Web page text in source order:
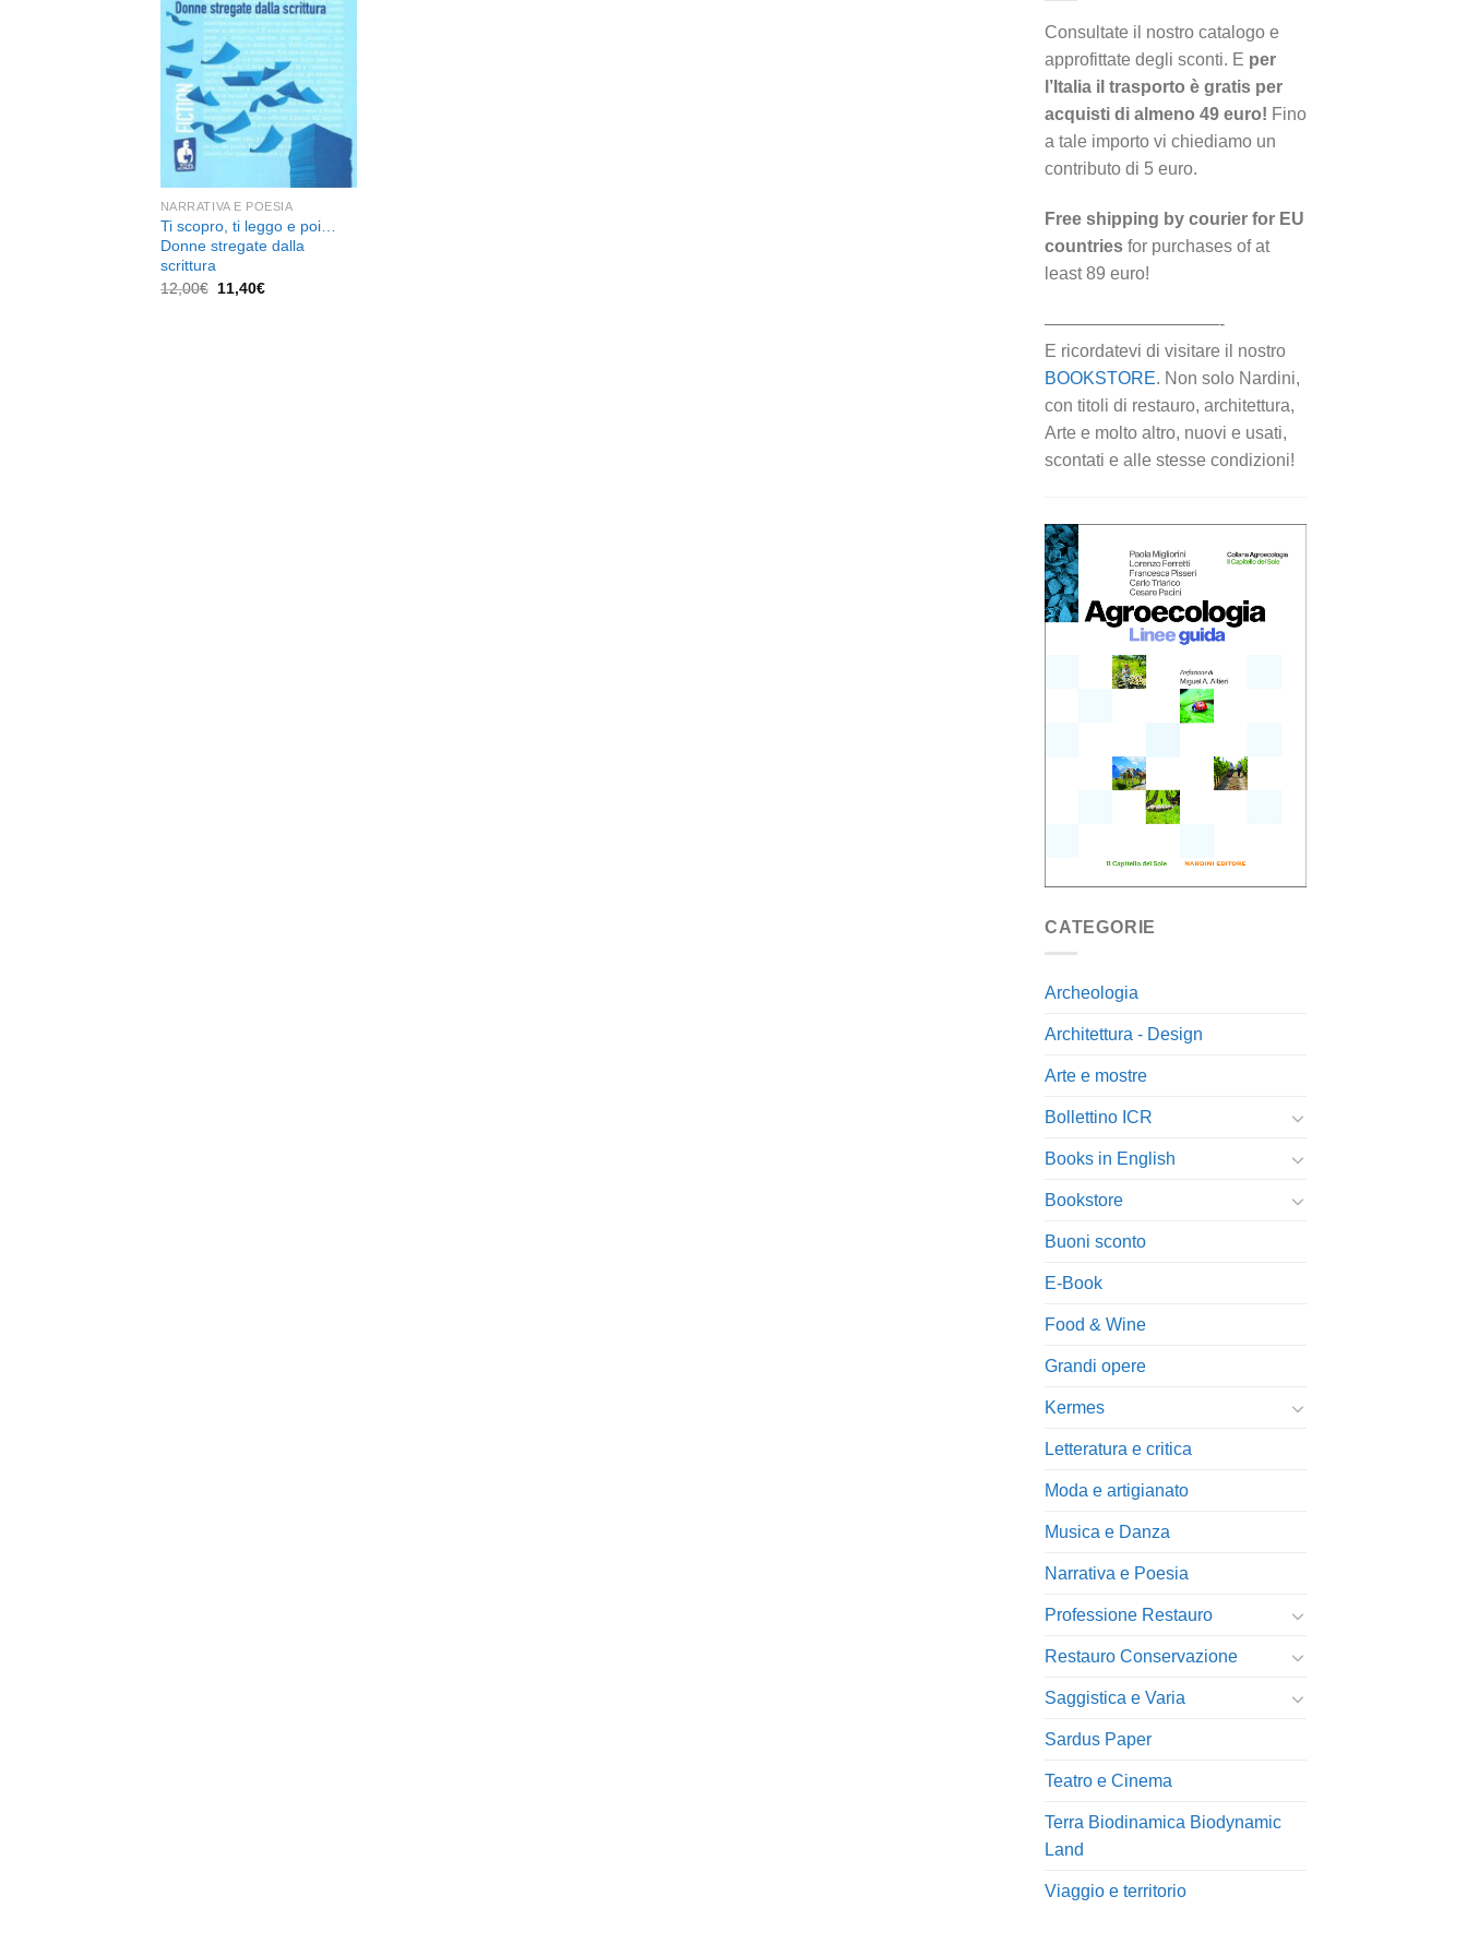
dei
desideri
NARRATIVA E POESIA
Ti scopro, ti leggo e poi…
Donne stregate dalla
scrittura
12,00€ Il
prezzo
11,40€Il
Consultate il nostro catalogo e
approfittate degli sconti. E per
l’Italia il trasporto è gratis per
acquisti di almeno 49 euro! Fino
a tale importo vi chiediamo un
contributo di 5 euro.
Free shipping by courier for EU
countries for purchases of at
least 89 euro!
——————————-
E ricordatevi di visitare il nostro
BOOKSTORE. Non solo Nardini,
con titoli di restauro, architettura,
Arte e molto altro, nuovi e usati,
scontati e alle stesse condizioni!
CATEGORIE
Archeologia
Architettura - Design
Arte e mostre
Bollettino ICR
Books in English
Bookstore
Buoni sconto
E-Book
Food & Wine
Grandi opere
Kermes
Letteratura e critica
Moda e artigianato
Musica e Danza
Narrativa e Poesia
Professione Restauro
Restauro Conservazione
Saggistica e Varia
Sardus Paper
Teatro e Cinema
Terra Biodinamica Biodynamic
Land
Viaggio e territorio